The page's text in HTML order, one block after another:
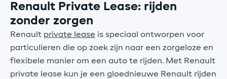
Renault Private Lease: rijden
zonder zorgen
Renault private lease is speciaal ontworpen voor
particulieren die op zoek zijn naar een zorgeloze en
flexibele manier om een auto te rijden. Met Renault
private lease kun je een gloednieuwe Renault rijden